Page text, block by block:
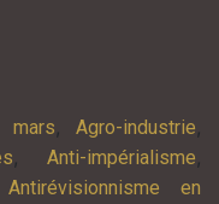
mars, Agro-industrie,
,Anti-impérialisme,
Antirévisionnisme en